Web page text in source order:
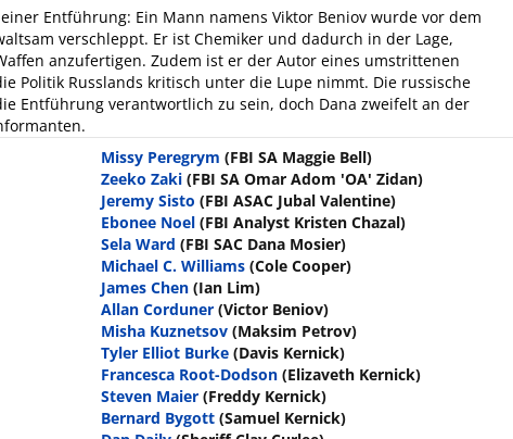
Entführung: Ein Mann namens Viktor Beniov wurde vor dem
verschleppt. Er ist Chemiker und dadurch in der Lage,
anzufertigen. Zudem ist er der Autor eines umstrittenen
Politik Russlands kritisch unter die Lupe nimmt. Die russische
Entführung verantwortlich zu sein, doch Dana zweifelt an der
Missy Peregrym (FBI SA Maggie Bell)
Zeeko Zaki (FBI SA Omar Adom 'OA' Zidan)
Jeremy Sisto (FBI ASAC Jubal Valentine)
Ebonee Noel (FBI Analyst Kristen Chazal)
Sela Ward (FBI SAC Dana Mosier)
Michael C. Williams (Cole Cooper)
James Chen (Ian Lim)
Allan Corduner (Victor Beniov)
Misha Kuznetsov (Maksim Petrov)
Tyler Elliot Burke (Davis Kernick)
Francesca Root-Dodson (Elizaveth Kernick)
Steven Maier (Freddy Kernick)
Bernard Bygott (Samuel Kernick)